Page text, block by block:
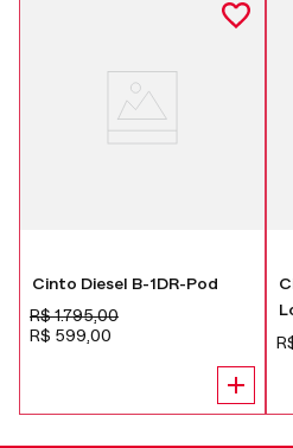
Cinto Diesel B-1DR-Pod
R$1.795,00
R$ 599 00